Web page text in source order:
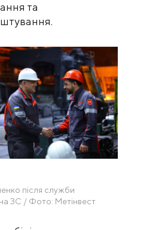
та
після служби
ЗС / Фото: Метінвест